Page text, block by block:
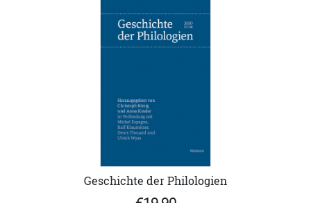
Geschichte der Philologien